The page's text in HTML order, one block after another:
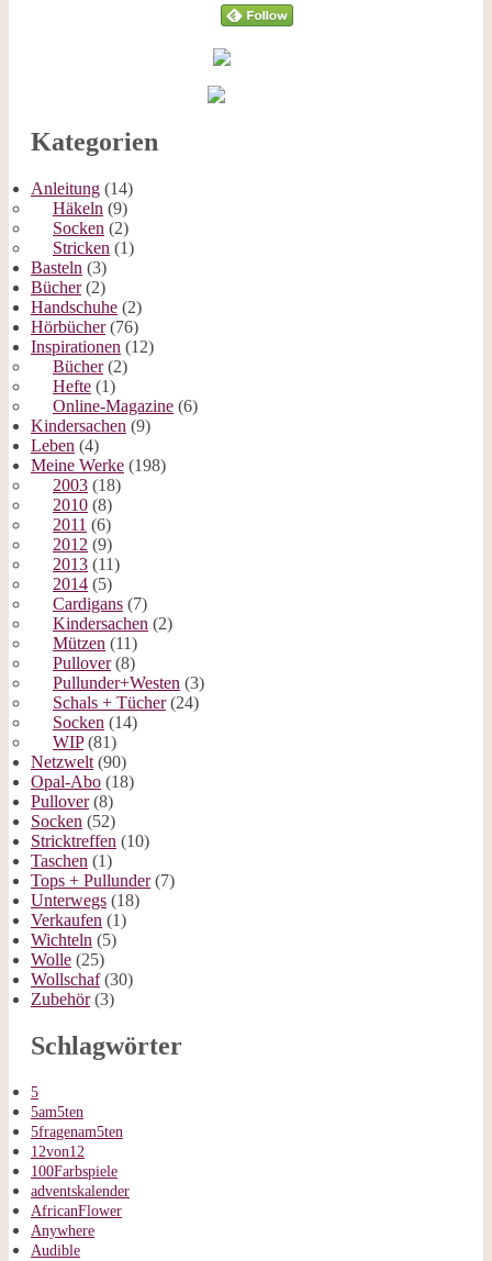
Kategorien
Anleitung (14)
Häkeln (9)
Socken (2)
Stricken (1)
Basteln (3)
Bücher(2)
Handschuhe (2)
Hörbücher(76)
Inspirationen (12)
Bücher(2)
Hefte (1)
Online-Magazine (6)
Kindersachen (9)
Leben (4)
Meine Werke (198)
2003 (18)
2010 (8)
2011 (6)
2012 (9)
2013 (11)
2014 (5)
Cardigans (7)
Kindersachen (2)
Mützen (11)
Pullover(8)
Pullunder+Westen (3)
Schals + Tücher(24)
Socken (14)
WIP(81)
Netzwelt (90)
Opal-Abo (18)
Pullover(8)
Socken (52)
Stricktreffen (10)
Taschen (1)
Tops + Pullunder(7)
Unterwegs (18)
Verkaufen (1)
Wichteln (5)
Wolle (25)
Wollschaf(30)
Zubehör(3)
Schlagwörter
5
5am5ten
5fragenam5ten
12von12
100Farbspiele
adventskalender
AfricanFlower
Anywhere
Audible